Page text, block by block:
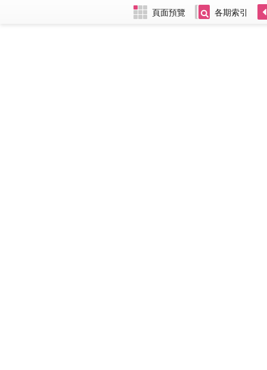
頁面預覽 各期索引